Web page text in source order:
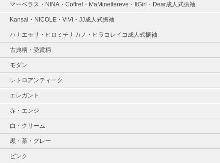
マーベラス・NINA・Coffret・MaMinettereve・ItGirl・Dear成人式振袖
Kansai・NICOLE・ViVi・JJ成人式振袖
ハナエモリ・ヒロミチナカノ・ヒラコレイコ成人式振袖
古典柄・受賞柄
モダン
レトロアンティーク
エレガント
赤・エンジ
白・クリーム
黒・茶・グレー
ピンク